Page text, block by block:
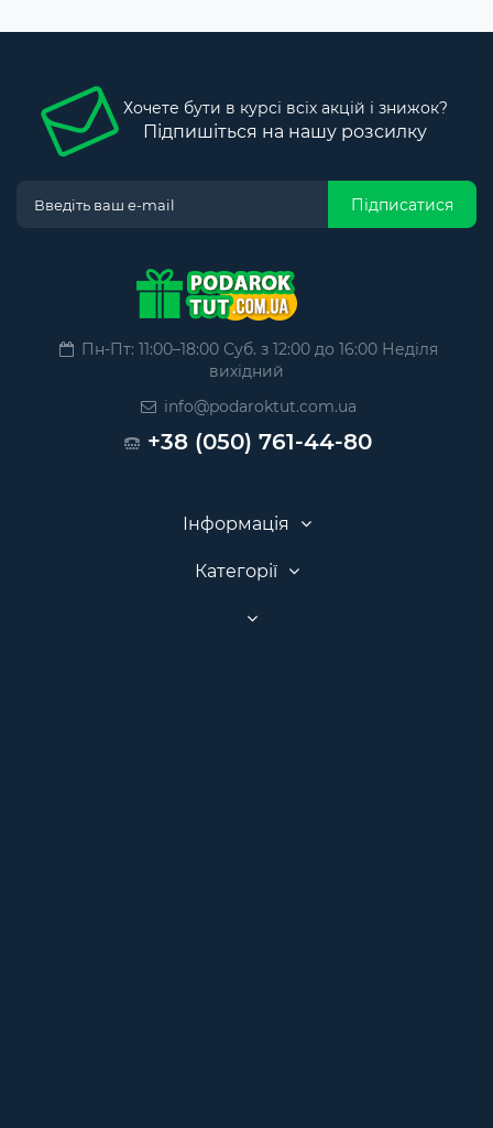
Хочете бути в курсі всіх акцій і знижок?
Підпишіться на нашу розсилку
Підписатися
Пн-Пт: 11:00–18:00 Суб. з 12:00 до 16:00 Неділя
вихідний
info@podaroktut.com.ua
+38 (050) 761-44-80
Інформація
Категорії